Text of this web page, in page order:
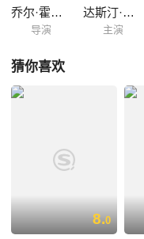
乔尔·霍普金斯
导演
达斯汀·霍夫曼
主演
猜你喜欢
8.0